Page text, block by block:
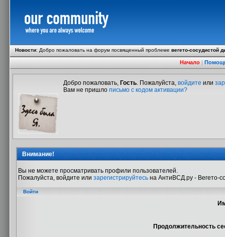
Новости:Добро пожаловать на форум посвященный проблемевегето-сосудистой
Начало|
Добро пожаловать, Гость. Пожалуйста, войдите или
Вам не пришло письмо с кодом активации?
Внимание!
Вы не можете просматривать профили пользователей.
Пожалуйста, войдите или зарегистрируйтесь на АнтиВСД.ру - Вегето-
Войти
Продолжительность